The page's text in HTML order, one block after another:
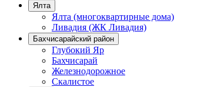
Ялта
Ялта (многоквартирные дома)
Ливадия (ЖК Ливадия)
Бахчисарайский район
Глубокий Яр
Бахчисарай
Железнодорожное
Скалистое